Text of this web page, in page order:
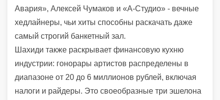
Авария», Алексей Чумаков и «А-Студио» - вечные
хедлайнеры, чьи хиты способны раскачать даже
самый строгий банкетный зал.
Шахиди также раскрывает финансовую кухню
индустрии: гонорары артистов распределены в
диапазоне от 20 до 6 миллионов рублей, включая
налоги и райдеры. Это своеобразные три эшелона